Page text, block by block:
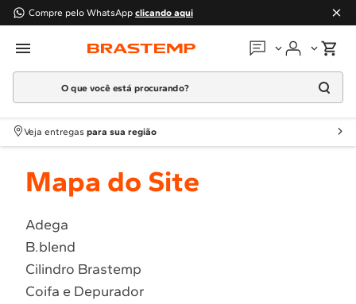
Compre pelo WhatsApp clicando aqui
Em que podemos
Atendimento Brastemp
O que você está procurando?
Termos mais buscados
1º Geladeira
2
Fogao
4 º Lava Louça
5 º Cooktop
6º Microondas Brastemp
7º Forno
Veja entregas para sua região
Mapa do Site
Adega
B.blend
Cilindro Brastemp
Coifa e Depurador